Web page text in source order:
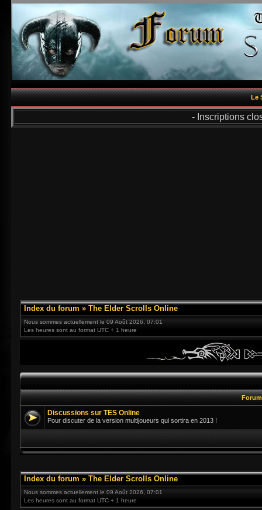
Le
- Inscriptions
Index du forum » The Elder Scrolls Online
Nous sommes actuellement le 09 Août 2026, 07:01
Les heures sont au format UTC + 1 heure
Discussions sur TES Online
Pour discuter de la version multijoueurs qui sortira en 2013 !
Index du forum » The Elder Scrolls Online
Nous sommes actuellement le 09 Août 2026, 07:01
Les heures sont au format UTC + 1 heure